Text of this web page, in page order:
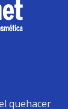
quehacer